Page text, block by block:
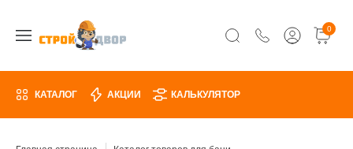
0
КАТАЛОГ АКЦИИ КАЛЬКУЛЯТОР